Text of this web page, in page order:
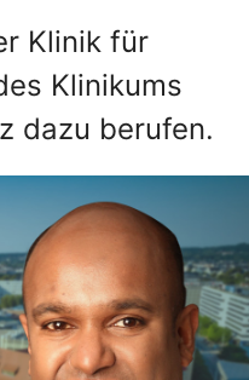
Klinik für
Klinikums
dazu berufen.